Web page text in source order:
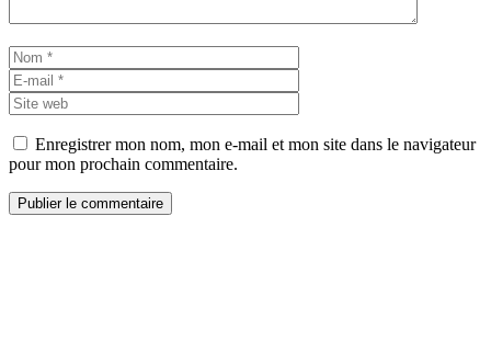
Nom
mail
web
Enregistrer mon nom, mon e-mail et mon site dans le navigateur
pour mon prochain commentaire.